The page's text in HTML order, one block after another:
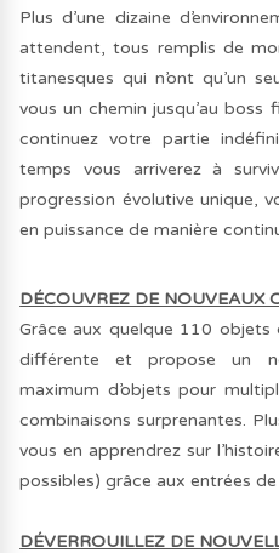
Plus d’une dizaine
attendent, tous remplis de
titanesques qui n’ont qu’un
vous un chemin jusqu’au
continuez votre partie
temps vous arriverez à
progression évolutive unique,
en puissance de manière
DÉCOUVREZ DE NOUVEAUX
Grâce aux quelque 110
différente et propose un
maximum d’objets pour
combinaisons surprenantes.
vous en apprendrez sur
possibles) grâce aux entrées de
DÉVERROUILLEZ DE